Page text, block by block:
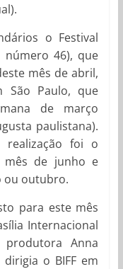
o Festival
número 46), que
mês de abril,
São Paulo, que
de março
paulistana).
realização foi o
mês de junho e
ou outubro.
para este mês
Internacional
Anna
o BIFF em